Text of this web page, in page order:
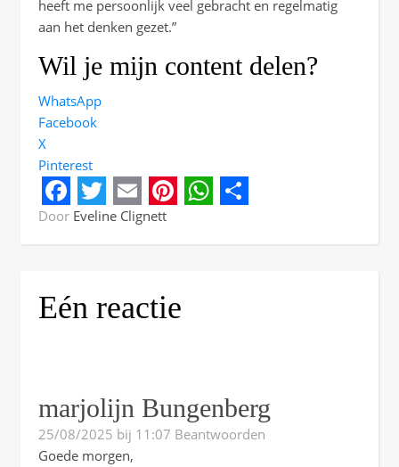
heeft me persoonlijk veel gebracht en regelmatig
aan het denken gezet.”
Wil je mijn content delen?
WhatsApp
Facebook
X
Pinterest
Facebook
Twitter
EmailPinterest
Door Eveline Clignett
Eén reactie
marjolijn Bungenberg
25/08/2025 bij 11:07 Beantwoorden
Goede morgen,